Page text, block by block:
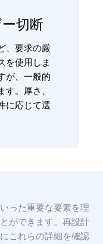
切断
、要求の厳
を使用しま
が、一般的
。厚さ、
に応じて選
った重要な要素を理
ができます。再設計
これらの詳細を確認